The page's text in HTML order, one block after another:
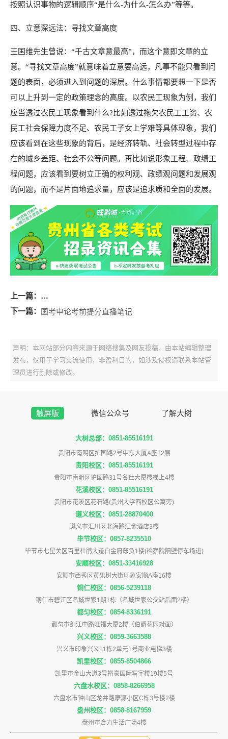
按照认识事物的逻辑顺序“是什么-为什么-怎么办”等等。
四、立意深远法：寻找文章高度
王国维先生曾说：“千古文章意最高”，而这个意即文章的立
意。“寻找文章高度”就意味着立意要高远，凡事不能只看到问
题的表面，必须进入到问题的深层。什么事情都要想一下是否
可以上升到一定的政策理念的高度。以农民工现象为例，我们
应当透过农民工现象看到什么?比如透过拖欠农民工工资、农
民工社会保障力度不足、农民工子女上学难等具体现象，我们
应该看到在这些现象的背后，是经济转轨、社会转型过程中存
在的城乡差距、社会不公等问题。再比如说形象工程、政绩工
程问题，应该看到要树立正确的权利观、政绩观问题和发展观
的问题，而不是片面地追求量，应该是追求质和全面的发展。
上一篇：
2026年贵州省考申论备考技巧：从资料中寻找答题线索
下一篇：
国考申论考前提分直播笔记
声明：本网站部分内容来源于网络搜集及网友投稿，由本站编辑整理
发布，仅用于学习交流使用，非盈利目的，如涉及侵权请联系本站管
理员进行删除或修改。
触屏版 微信公众号 了解大树
大树总部：0851-85516191
贵阳市南明区护国路2号中东大厦A座12层
贵阳校区：0851-85516191
贵阳市南明区护国路31号名仕大厦楼梯上4楼
花溪校区：0851-85516191
贵阳市花溪区花石路(贵州大学西校区公寓旁)
遵义校区：0851-28870400
遵义市汇川区北海路汇金酒店3楼
毕节校区：0857-8235510
毕节市七星关区百里杜鹃大道白金府邸负1楼(检察院隔壁停车场进)
安顺校区：0851-33416928
安顺市西秀区黄果树大街印象安顺A座16楼
铜仁校区：0856-5239118
铜仁市碧江区名城世家1期1栋（名城世家公交站后面2楼）
都匀校区：0854-8336191
都匀市剑江中路旺福大厦2楼（伯爵花园对面）
兴义校区：0859-3663588
兴义市印象兴义11栋2单元1号商业电梯3楼
凯里校区：0855-8504866
凯里市金山大道3号裕豪国际写字楼19楼5号
六盘水校区：0858-8266958
六盘水市钟山区龙井路康源小区C栋3号楼2楼
盘州校区：0858-8167959
盘州市合力生活广场4楼